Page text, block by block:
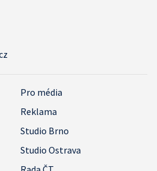
Pro média
Reklama
Studio Brno
Studio Ostrava